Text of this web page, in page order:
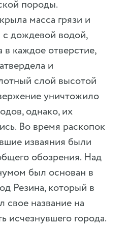
породы.
масса грязи и
дождевой водой,
в каждое отверстие,
и
слой высотой
уничтожило
однако, их
Во время раскопок
изваяния были
обозрения. Над
был основан в
Резина, который в
свое название на
исчезнувшего города.